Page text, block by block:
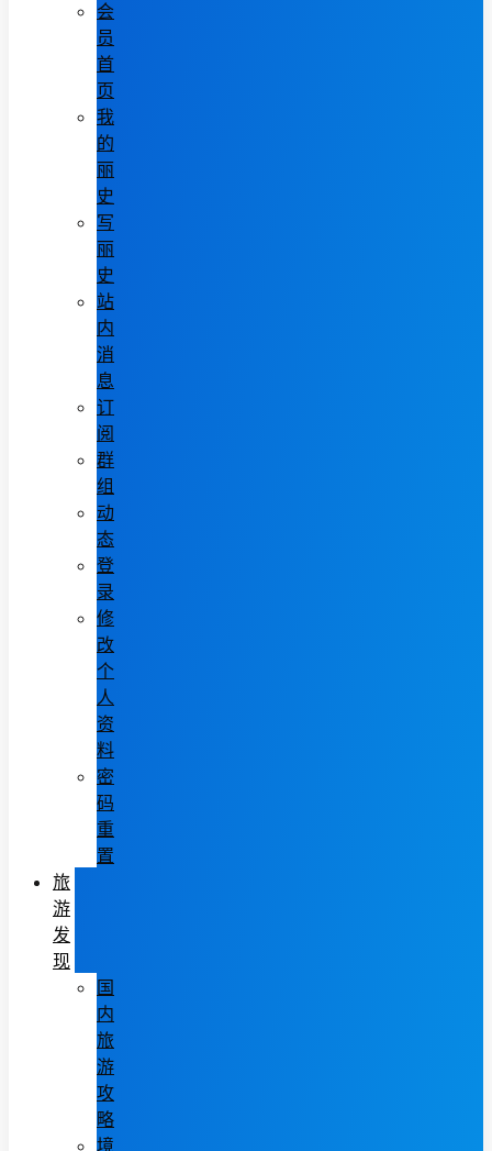
会
员
首
页
我
的
丽
史
写
丽
史
站
内
消
息
订
阅
群
组
动
态
登
录
修
改
个
人
资
料
密
码
重
置
旅
游
发
现
国
内
旅
游
攻
略
境